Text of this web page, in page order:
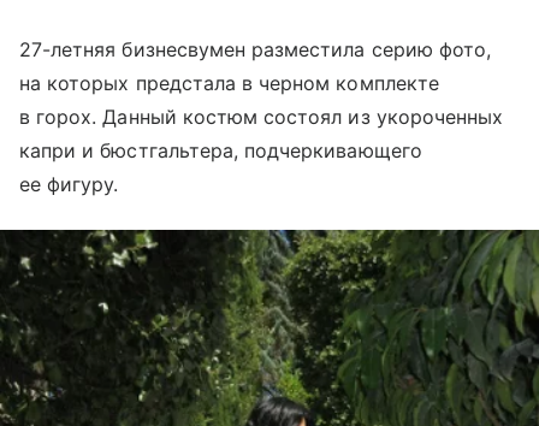
27-летняя бизнесвумен разместила серию фото,
на которых предстала в черном комплекте
в горох. Данный костюм состоял из укороченных
капри и бюстгальтера, подчеркивающего
ее фигуру.